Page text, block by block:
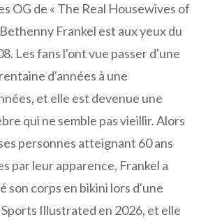
OG de « The Real Housewives of
Frankel est aux yeux du
Les fans l'ont vue passer d'une
d'années à une
et elle est devenue une
qui ne semble pas vieillir. Alors
personnes atteignant 60 ans
par leur apparence, Frankel a
son corps en bikini lors d'une
Illustrated en 2026, et elle